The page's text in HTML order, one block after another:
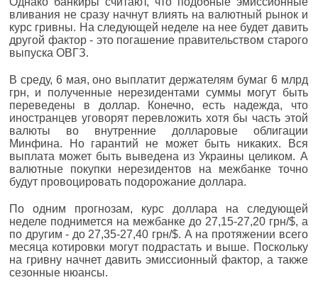
вливания не сразу начнут влиять на валютный рынок и
курс гривны. На следующей неделе на нее будет давить
другой фактор - это погашение правительством старого
выпуска ОВГЗ.
В среду, 6 мая, оно выплатит держателям бумаг 6 млрд
грн, и полученные нерезидентами суммы могут быть
переведены в доллар. Конечно, есть надежда, что
иностранцев уговорят перевложить хотя бы часть этой
валюты во внутренние долларовые облигации
Минфина. Но гарантий не может быть никаких. Вся
выплата может быть выведена из Украины целиком. А
валютные покупки нерезидентов на межбанке точно
будут провоцировать подорожание доллара.
По одним прогнозам, курс доллара на следующей
неделе поднимется на межбанке до 27,15-27,20 грн/$, а
по другим - до 27,35-27,40 грн/$. А на протяжении всего
месяца котировки могут подрастать и выше. Поскольку
на гривну начнет давить эмиссионный фактор, а также
сезонные нюансы.